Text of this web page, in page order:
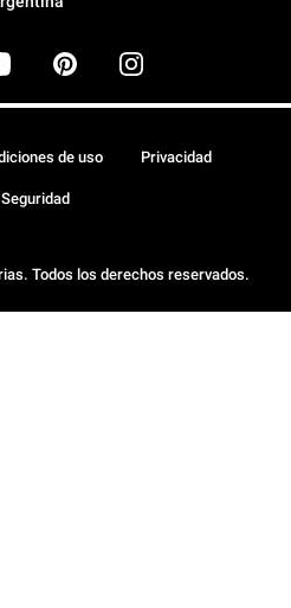
Todos los derechos reservados.
de uso Privacidad
Seguridad